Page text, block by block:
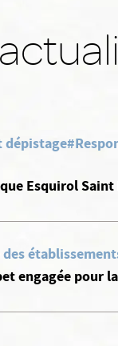
dépistage
Esquirol
des
engagée pour